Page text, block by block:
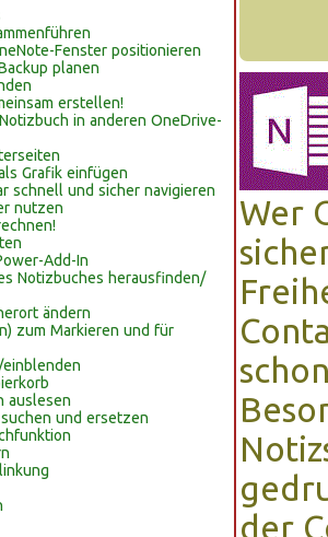
Fenster positionieren
planen
erstellen!
in anderen OneDrive-
Grafik einfügen
schnell und sicher navigieren
nutzen
Add-In
Notizbuches herausfinden/
ändern
zum Markieren und für
auslesen
und ersetzen
Wer
der